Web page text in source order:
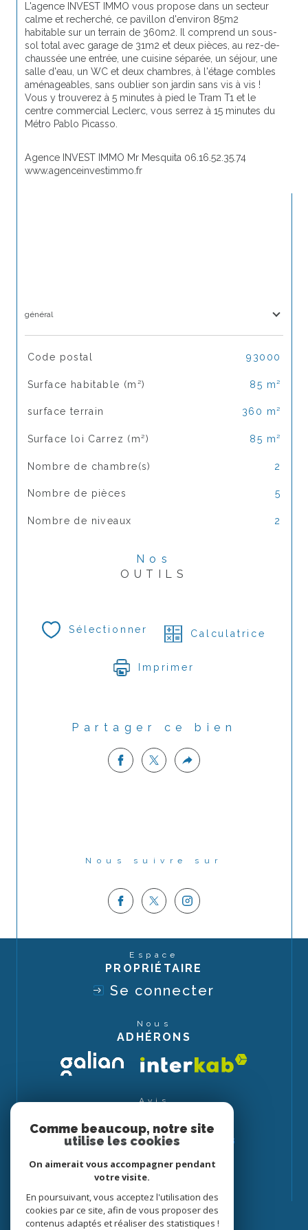
L'agence INVEST IMMO vous propose dans un secteur
calme et recherché, ce pavillon d'environ 85m2
habitable sur un terrain de 360m2. Il comprend un sous-
sol total avec garage de 31m2 et deux pièces, au rez-de-
chaussée une entrée, une cuisine séparée, un séjour, une
salle d'eau, un WC et deux chambres, à l'étage combles
aménageables, sans oublier son jardin sans vis à vis !
Vous y trouverez à 5 minutes à pied le Tram T1 et le
centre commercial Leclerc, vous serrez à 15 minutes du
Métro Pablo Picasso.
Agence INVEST IMMO Mr Mesquita 06.16.52.35.74
www.agenceinvestimmo.fr
général
TRAD_SIROCCO_Caracteristique
Code postal 93000
Surface habitable (m²) 85 m²
surface terrain 360 m²
Surface loi Carrez (m²) 85 m²
Nombre de chambre(s) 2
Nombre de pièces 5
Nombre de niveaux 2
Nos
OUTILS
Sélectionner Calculatrice
Imprimer
Partager ce bien
Nous suivre sur
Espace
PROPRIÉTAIRE
Se connecter
Nous
ADHÉRONS
Avis
Comme beaucoup, notre site
utilise les cookies
On aimerait vous accompagner pendant
votre visite.
En poursuivant, vous acceptez l'utilisation des
cookies par ce site, afin de vous proposer des
contenus adaptés et réaliser des statistiques !